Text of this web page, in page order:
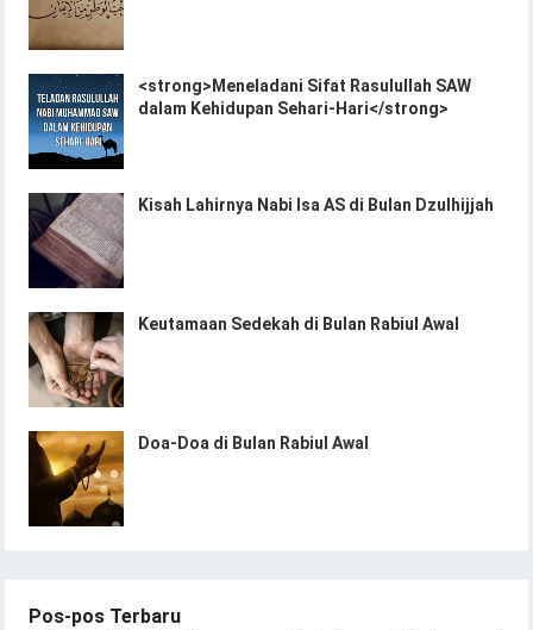
<strong>Meneladani Sifat Rasulullah SAW
dalam Kehidupan Sehari-Hari</strong>
Kisah Lahirnya Nabi Isa AS di Bulan Dzulhijjah
Keutamaan Sedekah di Bulan Rabiul Awal
Doa-Doa di Bulan Rabiul Awal
Pos-pos Terbaru